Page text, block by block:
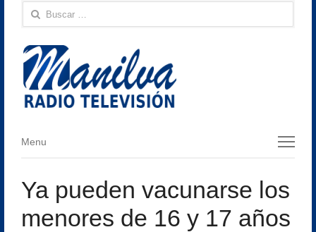
Buscar:
Menu
Menu
Ya pueden vacunarse los
menores de 16 y 17 años